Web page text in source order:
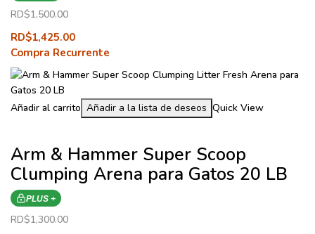
RD$1,500.00
RD$1,425.00
Compra Recurrente
Añadir al carrito Añadir a la lista de deseos Quick View
Arm & Hammer Super Scoop
Clumping Arena para Gatos 20 LB
PLUS +
RD$1,300.00